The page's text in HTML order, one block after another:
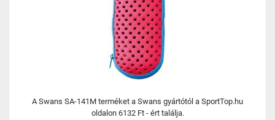
A Swans SA-141M terméket a Swans gyártótól a SportTop.hu
oldalon 6132 Ft - ért találja.